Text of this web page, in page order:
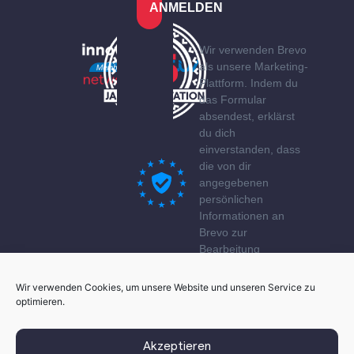
Wir verwenden Cookies, um unsere Website und unseren Service zu
optimieren.
Akzeptieren
ANMELDEN
Wir verwenden Brevo
als unsere Marketing-
Plattform. Indem du
das Formular
absendest, erklärst
du dich
einverstanden, dass
die von dir
angegebenen
persönlichen
Informationen an
Brevo zur
Bearbeitung
gemäß den